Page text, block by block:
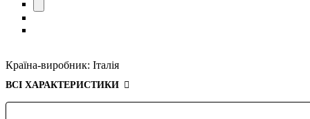
Країна-виробник: Італія
ВСІ ХАРАКТЕРИСТИКИ